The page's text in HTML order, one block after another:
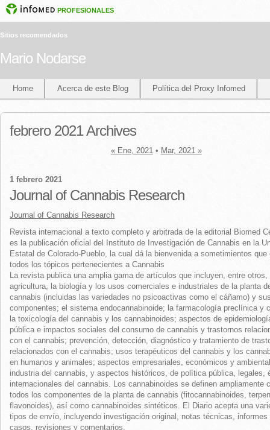
PROFESIONALES
Sitios recomendados
Mario Nodarse
Home Acerca de este Blog Política del Proxy Infomed
febrero 2021 Archives
« Ene, 2021• Mar, 2021 »
1 febrero 2021
Journal of Cannabis Research
Journal of Cannabis Research
Revista internacional a texto completo y arbitrada de la editorial Biomed
es la publicación oficial del Instituto de Investigación de Cannabis en la
Estatal de Colorado-Pueblo, la cual dá la bienvenida a sometimientos que
todos los tópicos pertenecientes a Cannabis
La revista publica una amplia gama de artículos que incluyen, entre otros,
agricultura, la biología y los usos comerciales e industriales de la planta
cannabis (incluidas las variedades no psicoactivas como el cáñamo) y
componentes; el sistema endocannabinoide; la farmacología preclínica y
la toxicología del cannabis y los cannabinoides; aspectos de
pública e impactos sociales del consumo de cannabis y trastornos
con el cannabis; prevención, detección, diagnóstico y tratamiento de
relacionados con el cannabis; usos terapéuticos del cannabis y los
en humanos y animales; aspectos empresariales, económicos y
industria del cannabis, y aspectos históricos, de política pública, legales,
internacionales del cannabis. Los cannabinoides se definen ampliamente
todos los componentes de la planta de cannabis (fitocannabinoides,
flavonoides), así como cannabinoides sintéticos. El Diario acepta una
tipos de envío, incluyendo investigación original, notas técnicas, informes
casos, revisiones y comentarios.